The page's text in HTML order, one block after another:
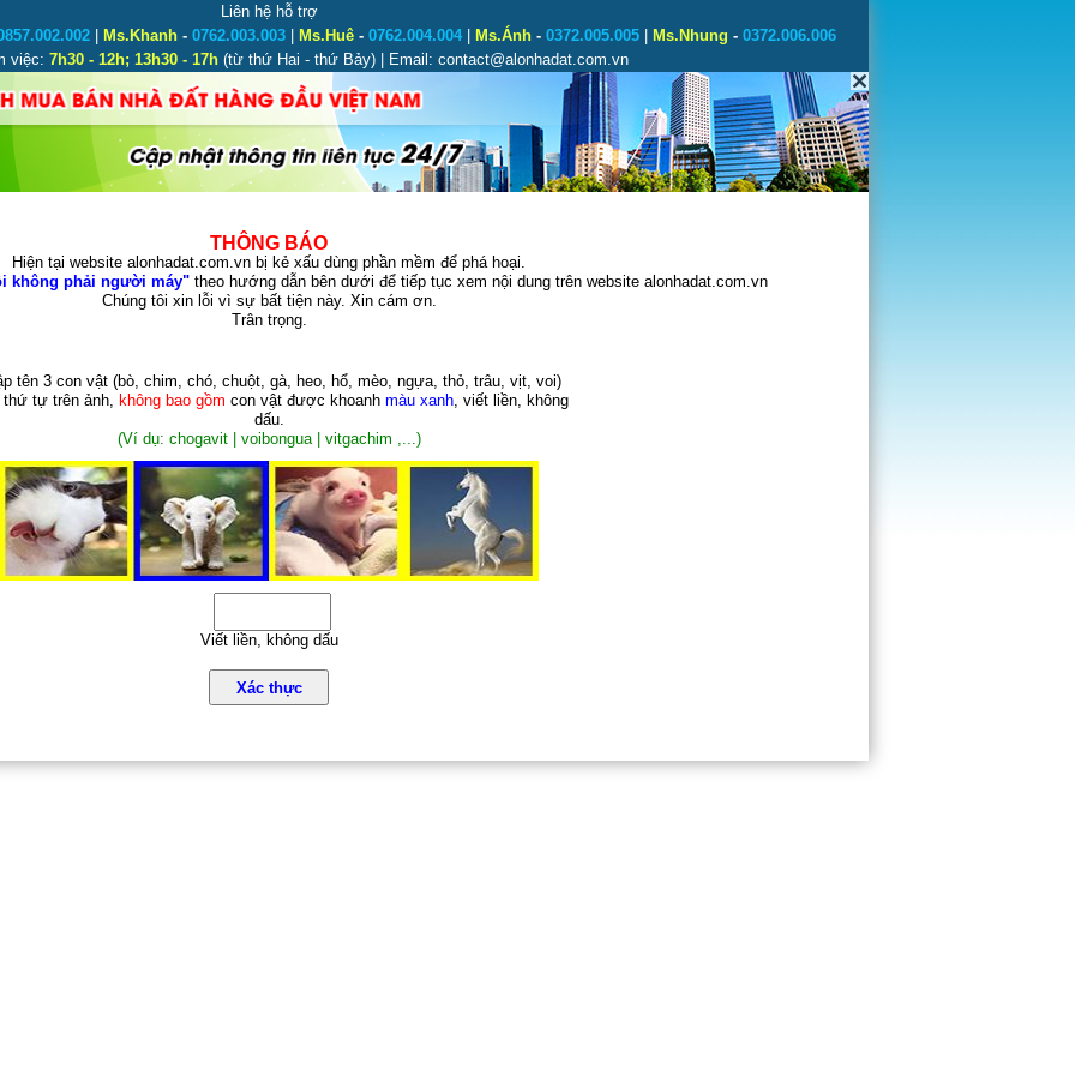
Liên hệ hỗ trợ
| Ms.Khanh- 0762.003.003| Ms.Huê- 0762.004.004| Ms.Ánh- 0372.005.005| Ms.Nhung - 0372.006.006
việc: 7h30 - 12h; 13h30 - 17h(từ thứ Hai - thứ Bảy) | Email: contact@alonhadat.com.vn
THÔNG BÁO
Hiện tại website alonhadat.com.vn bị kẻ xấu dùng phần mềm để phá hoại.
không phải người máy"theo hướng dẫn bên dưới để tiếp tục xem nội dung trên website alonhadat.com.vn
Chúng tôi xin lỗi vì sự bất tiện này. Xin cám ơn.
Trân trọng.
tên 3 con vật (bò, chim, chó, chuột, gà, heo, hổ, mèo, ngựa, thỏ, trâu, vịt, voi)
thứ tự trên ảnh, không bao gồm con vật được khoanh màu xanh, viết liền, không
dấu.
(Ví dụ: chogavit | voibongua | vitgachim ,...)
Viết liền, không dấu
Xác thực